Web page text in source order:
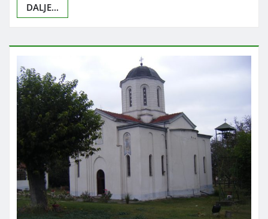
DALJE...